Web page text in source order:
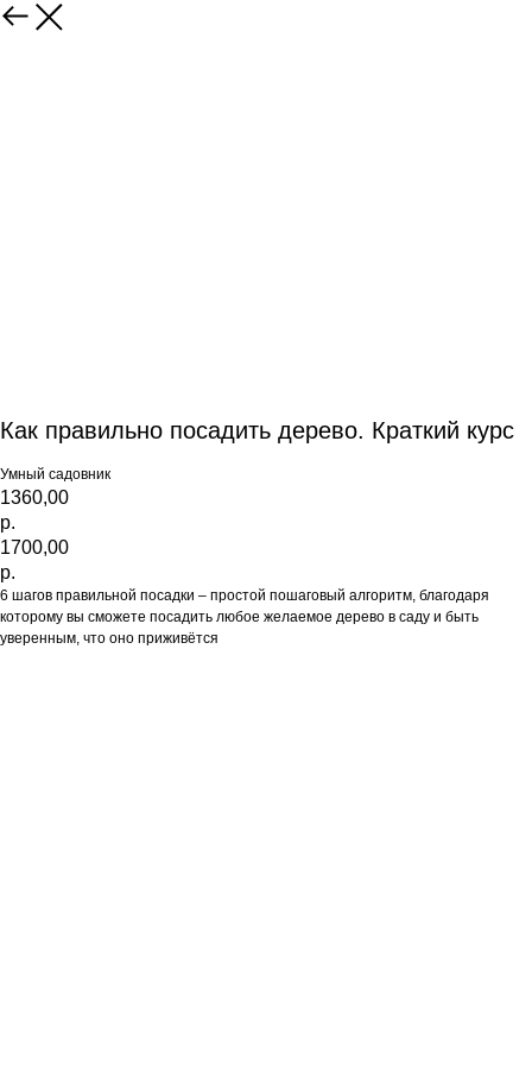
Как правильно посадить дерево. Краткий курс
Умный садовник
1360,00
р.
1700,00
р.
6 шагов правильной посадки – простой пошаговый алгоритм, благодаря
которому вы сможете посадить любое желаемое дерево в саду и быть
уверенным, что оно приживётся